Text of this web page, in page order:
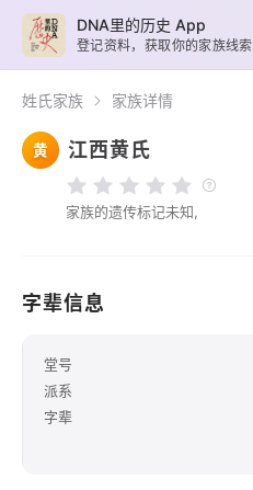
姓氏家族 家族详情
黄 江西黄氏
家族的遗传标记未知,
字辈信息
堂号
派系
字辈
DNA里的历史 App
登记资料，获取你的家族线索